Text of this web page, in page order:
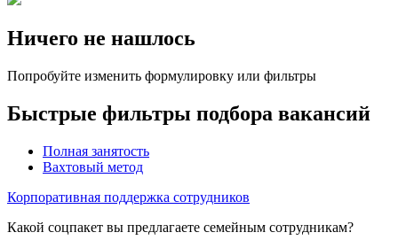
Ничего не нашлось
Попробуйте изменить формулировку или фильтры
Быстрые фильтры подбора вакансий
Полная занятость
Вахтовый метод
Корпоративная поддержка сотрудников
Какой соцпакет вы предлагаете семейным сотрудникам?